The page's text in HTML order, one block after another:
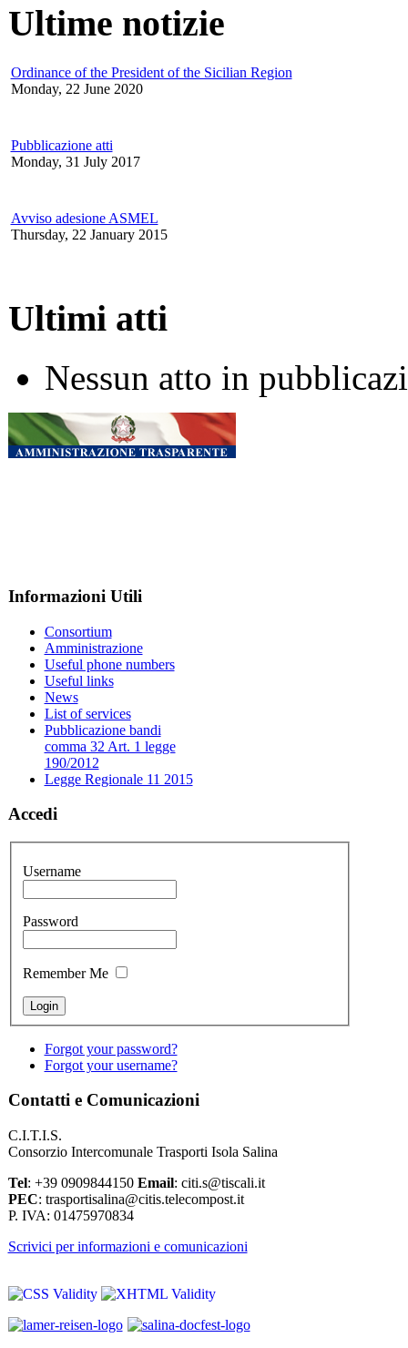
Ultime notizie
Ordinance of the President of the Sicilian Region
Monday, 22 June 2020
Pubblicazione atti
Monday, 31 July 2017
Avviso adesione ASMEL
Thursday, 22 January 2015
Ultimi atti
Nessun atto in
Informazioni Utili
Consortium
Amministrazione
Useful phone numbers
Useful links
News
List of services
Pubblicazione bandi
comma 32 Art. 1 legge
190/2012
Legge Regionale 11 2015
Accedi
Username
Password
Remember Me
Forgot your password?
Forgot your username?
Contatti e Comunicazioni
C.I.T.I.S.
Consorzio Intercomunale Trasporti Isola Salina
Tel: +39 0909844150 Email: citi.s@tiscali.it
PEC: trasportisalina@citis.telecompost.it
P. IVA: 01475970834
Scrivici per informazioni e comunicazioni